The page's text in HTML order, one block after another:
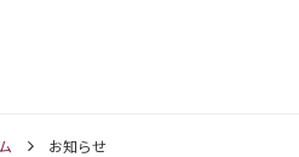
お知らせ